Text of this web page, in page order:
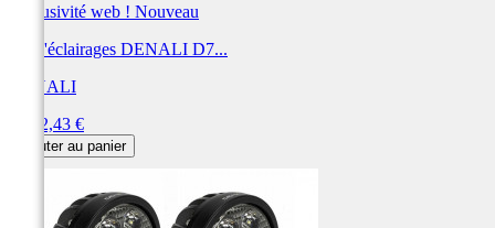
Exclusivité web ! Nouveau
Kit d'éclairages DENALI D7...
DENALI
1 332,43 €
Ajouter au panier